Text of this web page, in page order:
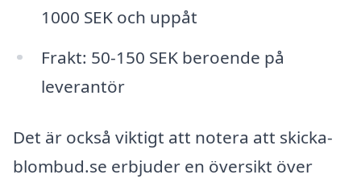
1000 SEK och uppåt
Frakt: 50-150 SEK beroende på
leverantör
Det är också viktigt att notera att skicka-
blombud.se erbjuder en översikt över